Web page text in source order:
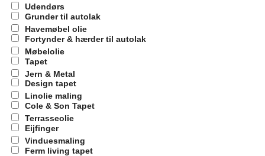
Udendørs
Havemøbel olie
Møbelolie
Jern & Metal
Linolie maling
Terrasseolie
Vinduesmaling
Grunder til autolak
Fortynder & hærder til autolak
Tapet
Design tapet
Cole & Son Tapet
Eijfinger
Ferm living tapet